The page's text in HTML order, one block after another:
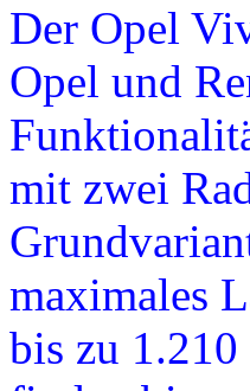
Der Opel
Opel und
mit zwei
maximales
bis zu